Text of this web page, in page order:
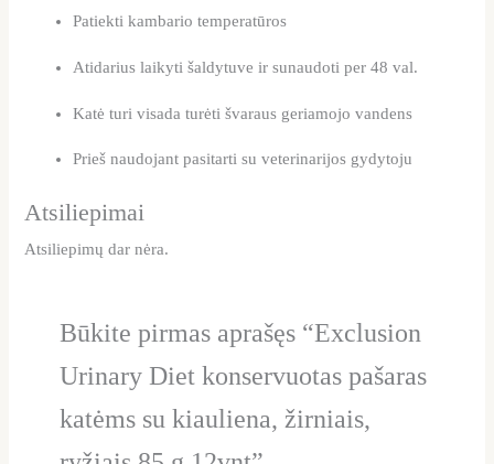
Patiekti kambario temperatūros
Atidarius laikyti šaldytuve ir sunaudoti per 48 val.
Katė turi visada turėti švaraus geriamojo vandens
Prieš naudojant pasitarti su veterinarijos gydytoju
Atsiliepimai
Atsiliepimų dar nėra.
Būkite pirmas aprašęs “Exclusion
Urinary Diet konservuotas pašaras
katėms su kiauliena, žirniais,